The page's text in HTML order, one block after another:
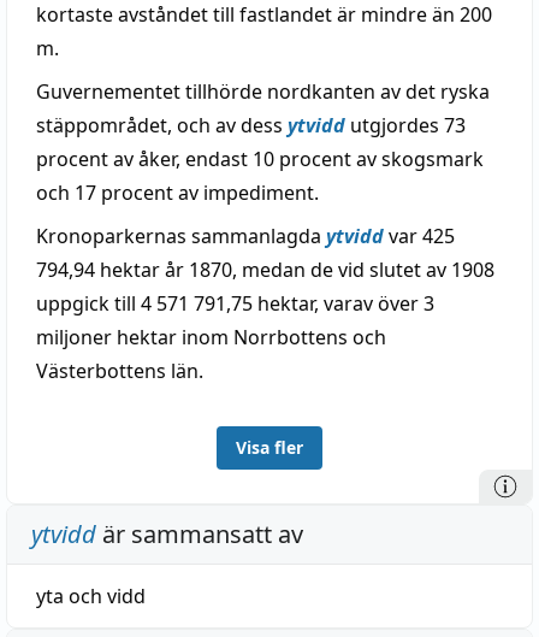
kortaste avståndet till fastlandet är mindre än 200
m.
Guvernementet tillhörde nordkanten av det ryska
stäppområdet, och av dess ytvidd utgjordes 73
procent av åker, endast 10 procent av skogsmark
och 17 procent av impediment.
Kronoparkernas sammanlagda ytviddvar 425
794,94 hektar år 1870, medan de vid slutet av 1908
uppgick till 4 571 791,75 hektar, varav över 3
miljoner hektar inom Norrbottens och
Västerbottens län.
Visa fler
ytvidd är sammansatt av
yta och vidd